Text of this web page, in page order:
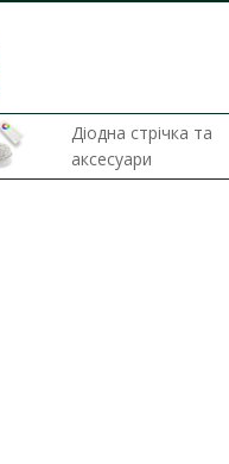
Діодна стрічка та
аксесуари